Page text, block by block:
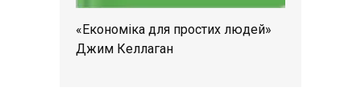
«Економіка для простих людей»
Джим Келлаган